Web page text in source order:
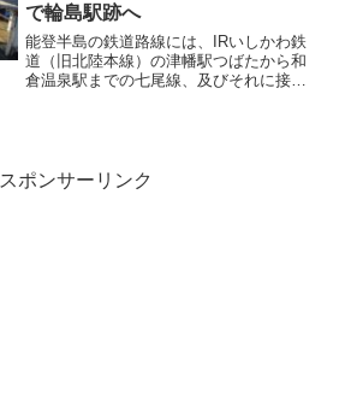
で輪島駅跡へ
能登半島の鉄道路線には、IRいしかわ鉄
道（旧北陸本線）の津幡駅つばたから和
倉温泉駅までの七尾線、及びそれに接続
スポンサーリンク